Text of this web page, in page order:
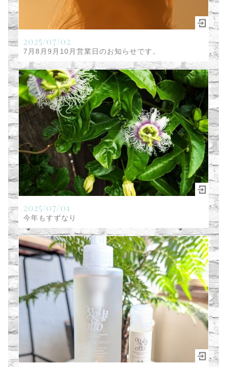
2025/07/02
7月8月9月10月営業日のお知らせです。
2025/07/01
今年もすずなり